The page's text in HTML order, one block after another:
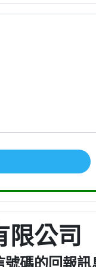
限公司
碼的回報訊